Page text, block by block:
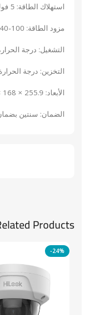
استهلاك الطاقة: 5 فولت/1 أمبير
مزود الطاقة: 100-240 فولت تيار متردد، 50/60 هرتز
التشغيل: درجة الحرارة: التشغيل: من 0 إلى 40 درجة
التخزين: درجة الحرارة: -40 إلى 70 درجة مئوية – الرطوبة: 5% إلى 95%
الأبعاد: 255.9 × 168 × 41.2 ملم
الضمان: سنتين
Products
-24%